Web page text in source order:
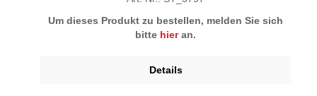
Um dieses Produkt zu bestellen, melden Sie sich
bitte hieran.
Details